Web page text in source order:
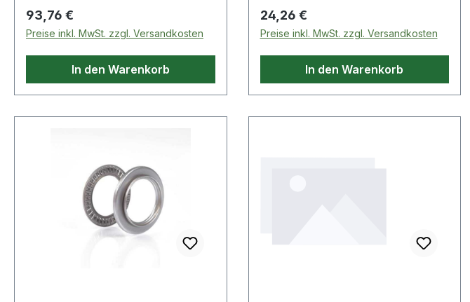
Regulärer Preis:
93,76 €
Preise inkl. MwSt. zzgl. Versandkosten
In den Warenkorb
Regulärer Preis:
24,26 €
Preise inkl. MwSt. zzgl. Versandkosten
In den Warenkorb